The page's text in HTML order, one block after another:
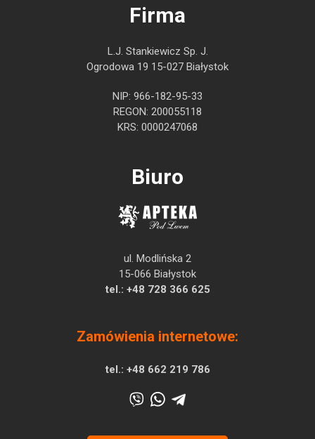
Firma
L.J. Stankiewicz Sp. J.
Ogrodowa 19 15-027 Białystok
NIP: 966-182-95-33
REGON: 200055118
KRS: 0000247068
Biuro
ul. Modlińska 2
15-066 Białystok
tel.: +48 728 366 625
Zamówienia internetowe:
tel.: +48 662 219 786